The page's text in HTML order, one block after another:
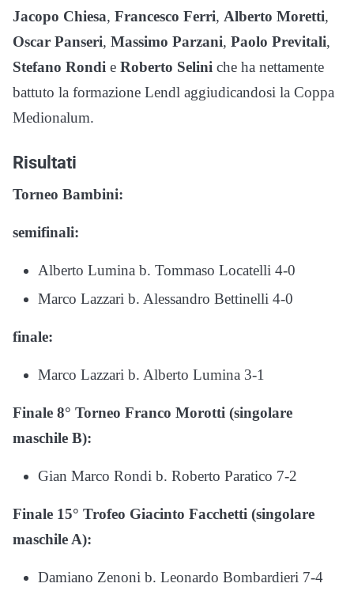
Jacopo Chiesa, Francesco Ferri, Alberto Moretti,
Oscar Panseri, Massimo Parzani, Paolo Previtali,
Stefano Rondi e Roberto Selini che ha nettamente
battuto la formazione Lendl aggiudicandosi la Coppa
Medionalum.
Risultati
Torneo Bambini:
semifinali:
Alberto Lumina b. Tommaso Locatelli 4-0
Marco Lazzari b. Alessandro Bettinelli 4-0
finale:
Marco Lazzari b. Alberto Lumina 3-1
Finale 8° Torneo Franco Morotti (singolare
maschile B):
Gian Marco Rondi b. Roberto Paratico 7-2
Finale 15° Trofeo Giacinto Facchetti (singolare
maschile A):
Damiano Zenoni b. Leonardo Bombardieri 7-4